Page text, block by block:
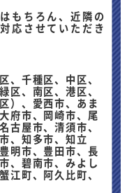
もちろん、近隣の
応させていただき
、千種区、中区、
区、南区、港区、
）、愛西市、あま
府市、岡崎市、尾
古屋市、清須市、
、知多市、知立
明市、豊田市、長
、碧南市、みよし
江町、阿久比町、